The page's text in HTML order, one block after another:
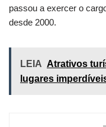
passou a exercer o
desde 2000.
LEIA Atrativos
lugares